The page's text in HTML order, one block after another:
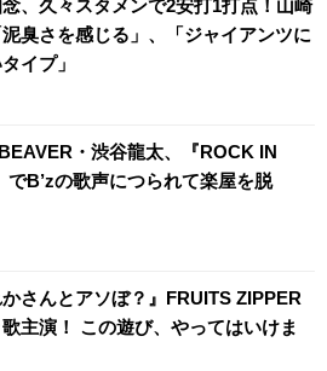
念、久々スタメンで2安打1打点！山崎
臭さを感じる」、「ジャイアンツに
イプ」
・渋谷龍太、『ROCK IN
でB’zの歌声につられて楽屋を脱
かさんとアソぼ？』FRUITS ZIPPER
主演！ この遊び、やってはいけま